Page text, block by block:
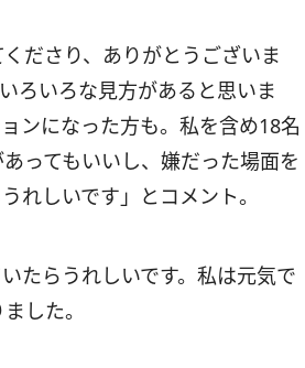
ださり、ありがとうございま
ろいろな見方があると思いま
ンになった方も。私を含め18名
ってもいいし、嫌だった場面を
れしいです」とコメント。
たらうれしいです。私は元気で
した。